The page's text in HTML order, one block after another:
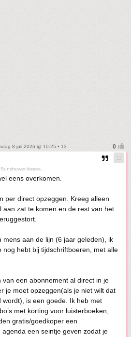
8 juli 2026 @ 10:25 • 13
Sunshower kisses...
eens overkomen.
per direct opzeggen. Kreeg alleen
aan zat te komen en de rest van het
mens aan de lijn (6 jaar geleden), ik
nog hebt bij tijdschriftboeren, met alle
van een abonnement al direct in je
je moet opzeggen(als je niet wilt dat
wordt), is een goede. Ik heb met
met korting voor luisterboeken,
gratis/goedkoper een
een seintje geven zodat je